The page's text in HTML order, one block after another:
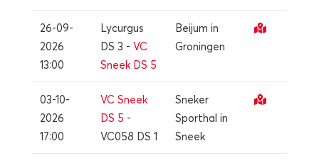
26-09-
2026
13:00
Lycurgus
DS 3 -VC
Sneek DS 5
Beijum in
Groningen
03-10-
2026
17:00
VC Sneek
DS 5 -
VC058 DS 1
Sneker
Sporthal in
Sneek